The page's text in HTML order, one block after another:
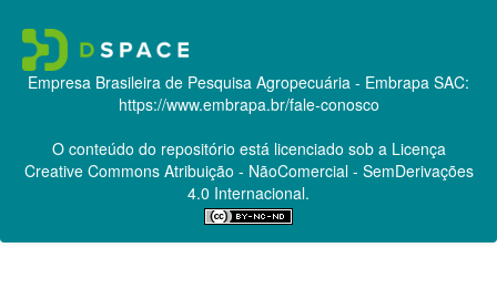
Empresa Brasileira de Pesquisa Agropecuária - Embrapa SAC:
https://www.embrapa.br/fale-conosco
O conteúdo do repositório está licenciado sob a Licença
Creative CommonsAtribuição - NãoComercial - SemDerivações
4.0 Internacional.